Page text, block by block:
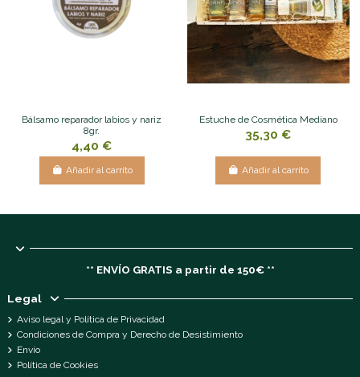
Bálsamo reparador labios y nariz
8gr.
4,40 €
Añadir al carrito
Estuche de Cosmética Mediano
35,30 €
Añadir al carrito
** ENVÍO GRATIS a partir de 150€ **
Legal
Aviso legal y Política de Privacidad
Condiciones de Compra y Derecho de Desistimiento
Envío
Política de Cookies